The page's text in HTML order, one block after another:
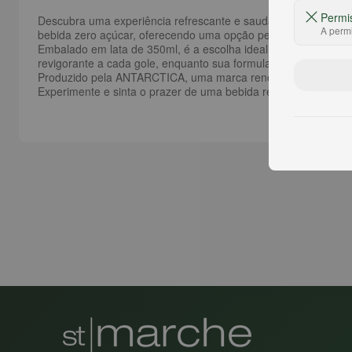
Descubra uma experiência refrescante e saudável com o
bebida zero açúcar, oferecendo uma opção perfeita para
Embalado em lata de 350ml, é a escolha ideal para
revigorante a cada gole, enquanto sua formulação zero
Produzido pela ANTARCTICA, uma marca renomada no
Experimente e sinta o prazer de uma bebida refrescante e leve!
A